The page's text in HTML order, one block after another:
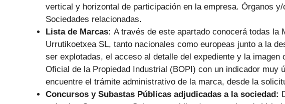
vertical y horizontal de participación en la empresa. Órganos
Sociedades relacionadas.
Lista de Marcas: A través de este apartado conocerá todas la
Urrutikoetxea SL, tanto nacionales como europeas junto a la
ser explotadas, el acceso al detalle del expediente y la imagen
Oficial de la Propiedad Industrial (BOPI) con un indicador muy
encuentre el trámite administrativo de la marca, desde la
Concursos y Subastas Públicas adjudicadas a la sociedad: